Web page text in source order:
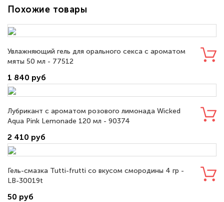
Похожие товары
Увлажняющий гель для орального секса с ароматом
мяты 50 мл - 77512
1 840 руб
Лубрикант с ароматом розового лимонада Wicked
Aqua Pink Lemonade 120 мл - 90374
2 410 руб
Гель-смазка Tutti-frutti со вкусом смородины 4 гр -
LB-30019t
50 руб